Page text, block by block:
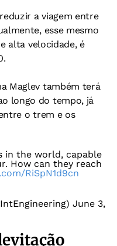
a viagem entre
esse mesmo
alta velocidade, é
Maglev também terá
longo do tempo, já
o trem e os
in the world, capable
How can they reach
RiSpN1d9cn
June 3,